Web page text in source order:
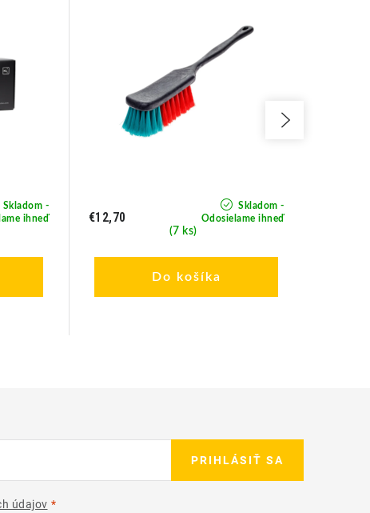
Skladom -
ihneď
Skladom -
Odosielame ihneď
(7 ks)
€12,70
Do košíka
údajov
PRIHLÁSIŤ SA